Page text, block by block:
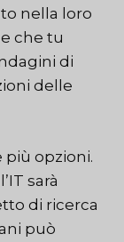
nella loro
che tu
di
delle
più opzioni.
sarà
di ricerca
può